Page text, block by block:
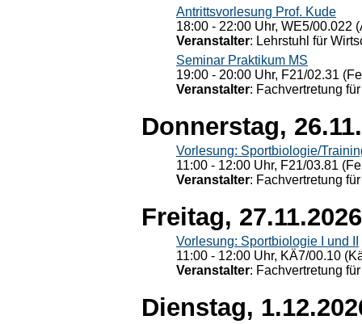
Antrittsvorlesung Prof. Kude
18:00 - 22:00 Uhr, WE5/00.022
Veranstalter: Lehrstuhl für
Seminar Praktikum MS
19:00 - 20:00 Uhr, F21/02.31
Veranstalter: Fachvertretung
Donnerstag,
Vorlesung: Sportbiologie/
11:00 - 12:00 Uhr, F21/03.81
Veranstalter: Fachvertretung
Freitag, 27.11.2026
Vorlesung: Sportbiologie I und II
11:00 - 12:00 Uhr, KÄ7/00.10
Veranstalter: Fachvertretung
Dienstag,